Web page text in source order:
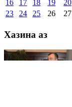
16
17 18 19 20
23
24 25 26 27
Хазина аз